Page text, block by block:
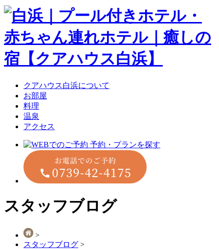
クアハウス白浜について
お部屋
料理
温泉
アクセス
スタッフブログ
>
スタッフブログ >